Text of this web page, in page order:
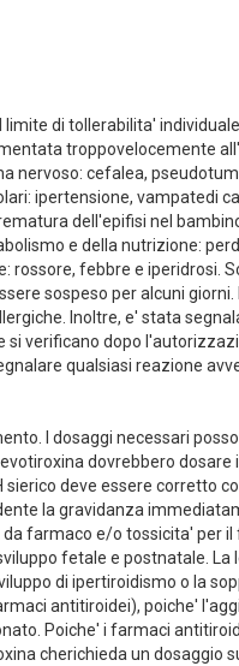
di tollerabilita'
troppovelocemente
nervoso: cefalea,
ipertensione, vampatedi
dell'epifisi nel
e della nutrizione:
febbre e iperidrosi.
sospeso per alcuni
Inoltre, e' stata
verificano dopo
qualsiasi reazione
I dosaggi necessari
dovrebbero
deve essere corretto
la gravidanza
farmaco e/o tossicita' per
fetale e postnatale.
di ipertiroidismo o la
antitiroidei), poiche'
Poiche' i farmaci
cherichieda un dosaggio